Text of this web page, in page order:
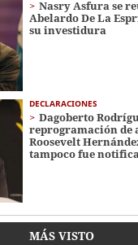
Nasry Asfura se
Abelardo De La
su investidura
DECLARACIONES
Dagoberto
reprogramación de
Roosevelt
tampoco fue
MÁS VISTO